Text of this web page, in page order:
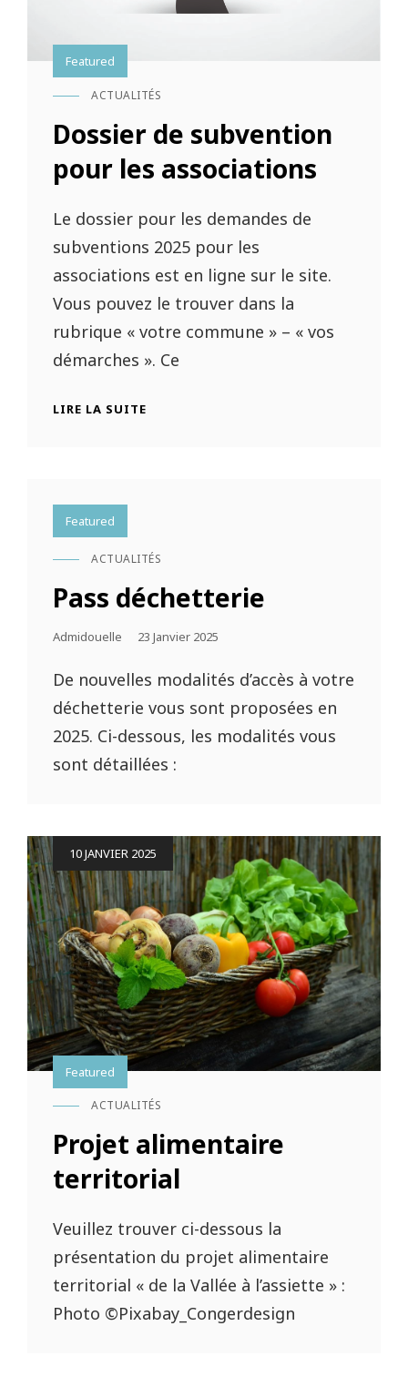
Featured
CAT
ACTUALITÉS
Dossier de subvention
pour les associations
Le dossier pour les demandes de
subventions 2025 pour les
associations est en ligne sur le site.
Vous pouvez le trouver dans la
rubrique « votre commune » – « vos
démarches ». Ce
LIRE LA SUITE
Featured
CAT
ACTUALITÉS
Pass déchetterie
Admidouelle
Posted
23 Janvier 2025
De nouvelles modalités d’accès à votre
déchetterie vous sont proposées en
2025. Ci-dessous, les modalités vous
sont détaillées :
Featured
Posted
on
10 JANVIER 2025
CAT
ACTUALITÉS
Projet alimentaire
territorial
Veuillez trouver ci-dessous la
présentation du projet alimentaire
territorial « de la Vallée à l’assiette » :
Photo ©Pixabay_Congerdesign